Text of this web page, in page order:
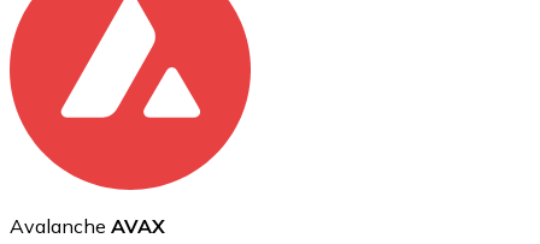
Ethereum
ETH
Avalanche AVAX